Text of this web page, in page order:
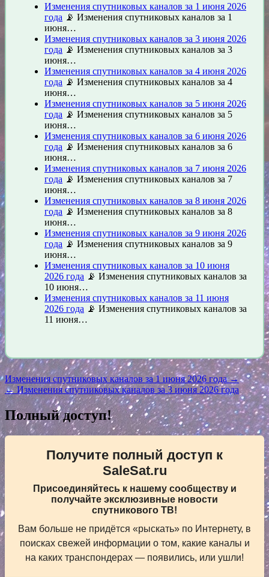
Изменения спутниковых каналов за 1 июня 2026
года 📡 Изменения спутниковых каналов за 1
июня…
Изменения спутниковых каналов за 3 июня 2026
года 📡 Изменения спутниковых каналов за 3
июня…
Изменения спутниковых каналов за 4 июня 2026
года 📡 Изменения спутниковых каналов за 4
июня…
Изменения спутниковых каналов за 5 июня 2026
года 📡 Изменения спутниковых каналов за 5
июня…
Изменения спутниковых каналов за 6 июня 2026
года 📡 Изменения спутниковых каналов за 6
июня…
Изменения спутниковых каналов за 7 июня 2026
года 📡 Изменения спутниковых каналов за 7
июня…
Изменения спутниковых каналов за 8 июня 2026
года 📡 Изменения спутниковых каналов за 8
июня…
Изменения спутниковых каналов за 9 июня 2026
года 📡 Изменения спутниковых каналов за 9
июня…
Изменения спутниковых каналов за 10 июня
2026 года 📡 Изменения спутниковых каналов за
10 июня…
Изменения спутниковых каналов за 11 июня
2026 года 📡 Изменения спутниковых каналов за
11 июня…
Навигация
по
записям
Изменения спутниковых каналов за 1 июня 2026 года →
← Изменения спутниковых каналов за 3 июня 2026 года
Полный доступ!
Получите полный доступ к
SaleSat.ru
Присоединяйтесь к нашему сообществу и
получайте эксклюзивные новости
спутникового ТВ!
Вам больше не придётся «рыскать» по Интернету, в
поисках свежей информации о том, какие каналы и
на каких транспондерах — появились, или ушли!